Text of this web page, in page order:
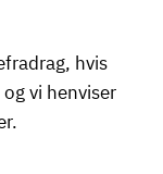
hvis
vi henviser